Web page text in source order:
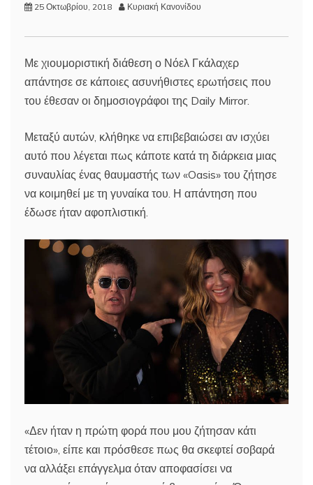
25 Οκτωβρίου, 2018 Κυριακή Κανονίδου
Με χιουμοριστική διάθεση ο Νόελ Γκάλαχερ
απάντησε σε κάποιες ασυνήθιστες ερωτήσεις που
του έθεσαν οι δημοσιογράφοι της Daily Mirror.
Μεταξύ αυτών, κλήθηκε να επιβεβαιώσει αν ισχύει
αυτό που λέγεται πως κάποτε κατά τη διάρκεια μιας
συναυλίας ένας θαυμαστής των «Oasis» του ζήτησε
να κοιμηθεί με τη γυναίκα του. Η απάντηση που
έδωσε ήταν αφοπλιστική.
«Δεν ήταν η πρώτη φορά που μου ζήτησαν κάτι
τέτοιο», είπε και πρόσθεσε πως θα σκεφτεί σοβαρά
να αλλάξει επάγγελμα όταν αποφασίσει να